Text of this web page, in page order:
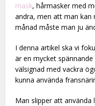
mask, hårmasker med
andra, men att man kan
månad måste man ju
I denna artikel ska vi
är en mycket
välsignad med vackra
kunna använda
Man slipper att